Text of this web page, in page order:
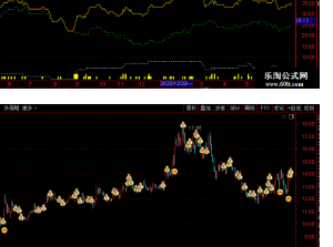
AND C=H;
OR CODELIKE('688');
AND C=H;
AND BODY>0;
改}